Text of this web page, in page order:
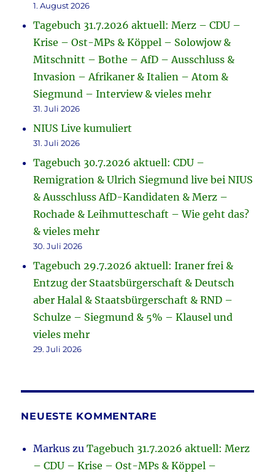
1. August 2026
Tagebuch 31.7.2026 aktuell: Merz – CDU –
Krise – Ost-MPs & Köppel – Solowjow &
Mitschnitt – Bothe – AfD – Ausschluss &
Invasion – Afrikaner & Italien – Atom &
Siegmund – Interview & vieles mehr
31. Juli 2026
NIUS Live kumuliert
31. Juli 2026
Tagebuch 30.7.2026 aktuell: CDU –
Remigration & Ulrich Siegmund live bei NIUS
& Ausschluss AfD-Kandidaten & Merz –
Rochade & Leihmutteschaft – Wie geht das?
& vieles mehr
30. Juli 2026
Tagebuch 29.7.2026 aktuell: Iraner frei &
Entzug der Staatsbürgerschaft & Deutsch
aber Halal & Staatsbürgerschaft & RND –
Schulze – Siegmund & 5% – Klausel und
vieles mehr
29. Juli 2026
NEUESTE KOMMENTARE
Markus zuTagebuch 31.7.2026 aktuell: Merz
– CDU – Krise – Ost-MPs & Köppel –